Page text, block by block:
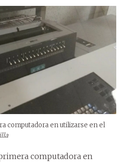
computadora en utilizarse en el
computadora en